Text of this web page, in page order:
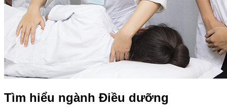
Tìm hiểu ngành Điều dưỡng